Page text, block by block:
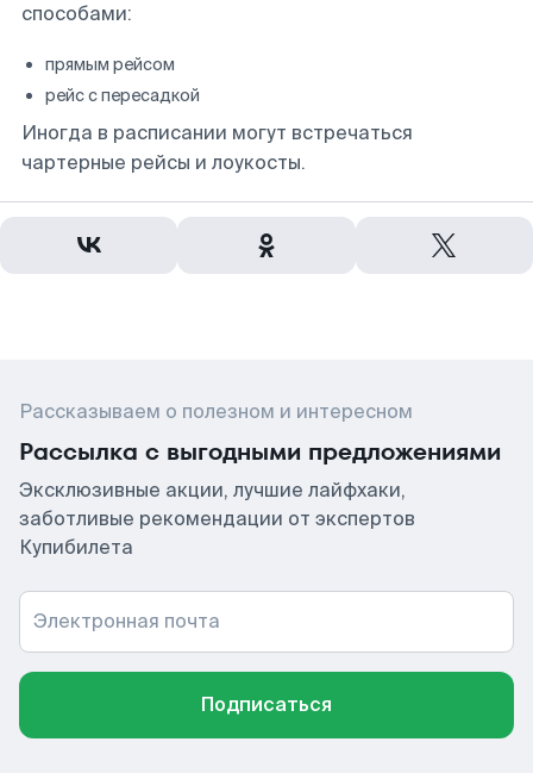
способами:
прямым рейсом
рейс с пересадкой
Иногда в расписании могут встречаться
чартерные рейсы и лоукосты.
Рассказываем о полезном и интересном
Рассылка с выгодными предложениями
Эксклюзивные акции, лучшие лайфхаки,
заботливые рекомендации от экспертов
Купибилета
Электронная почта
Подписаться